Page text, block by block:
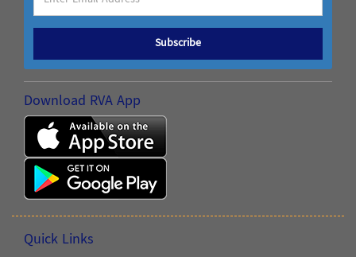
Subscribe
Download RVA App
Quick Links